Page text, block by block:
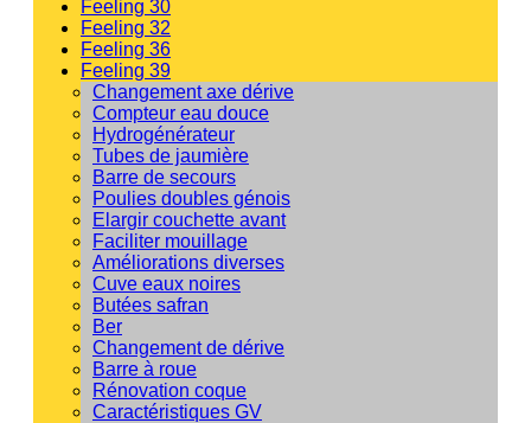
Feeling 30
Feeling 32
Feeling 36
Feeling 39
Changement axe dérive
Compteur eau douce
Hydrogénérateur
Tubes de jaumière
Barre de secours
Poulies doubles génois
Elargir couchette avant
Faciliter mouillage
Améliorations diverses
Cuve eaux noires
Butées safran
Ber
Changement de dérive
Barre à roue
Rénovation coque
Caractéristiques GV